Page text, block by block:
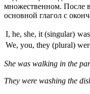
множественном. После
основной глагол с
I, he, she, it (singular) was
We, you, they (plural)
She was walking in the
They were washing the